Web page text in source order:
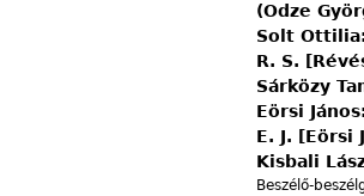
(Odze
Solt Ottilia:
R. S.
Sárközy
Eörsi János:
E. J. [Eörsi
Kisbali
Beszélő-